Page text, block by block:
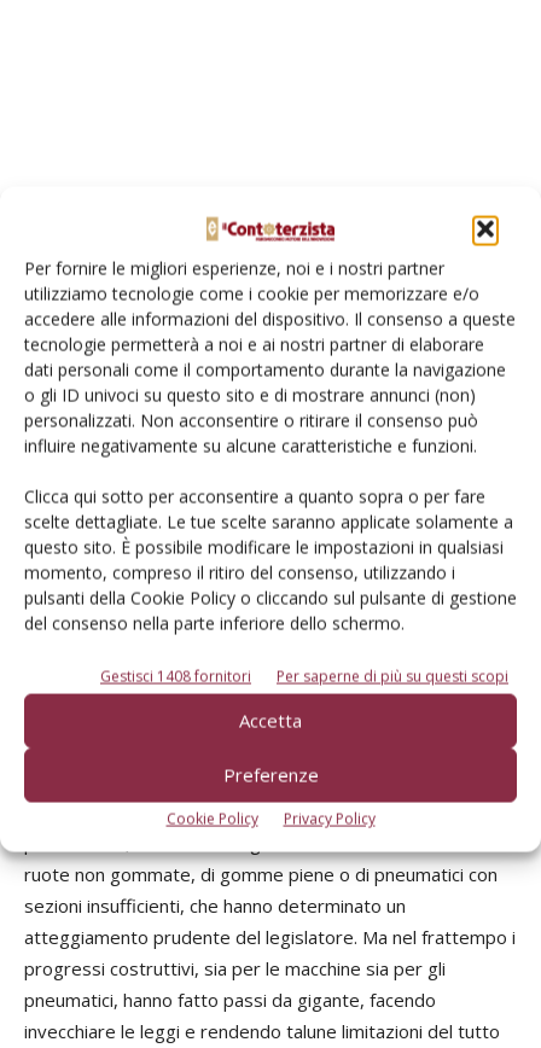
Per fornire le migliori esperienze, noi e i nostri partner
utilizziamo tecnologie come i cookie per memorizzare e/o
accedere alle informazioni del dispositivo. Il consenso a queste
tecnologie permetterà a noi e ai nostri partner di elaborare
dati personali come il comportamento durante la navigazione
o gli ID univoci su questo sito e di mostrare annunci (non)
personalizzati. Non acconsentire o ritirare il consenso può
influire negativamente su alcune caratteristiche e funzioni.
Clicca qui sotto per acconsentire a quanto sopra o per fare
scelte dettagliate. Le tue scelte saranno applicate solamente a
questo sito. È possibile modificare le impostazioni in qualsiasi
momento, compreso il ritiro del consenso, utilizzando i
pulsanti della Cookie Policy o cliccando sul pulsante di gestione
del consenso nella parte inferiore dello schermo.
Gestisci 1408 fornitori Per saperne di più su questi scopi
Accetta
Preferenze
Cookie Policy Privacy Policy
Con un carico unitario superiore il Codice stabilisce che il
transito del veicolo determina un danno alla
pavimentazione, da rifondere attraverso un indennizzo da
pagare all’ente proprietario della strada. In realtà, si
potrebbe osservare che il limite indicato viene superato,
più o meno abbondantemente, dai veicoli stradali: uno
pneumatico da autocarro gonfiato alla pressione di 8,5
kg/cmq, potrebbe esercitare sull’asfalto una pressione
ancora maggiore. Un buon battistrada ha sempre una
estivi agli invernali, dagli stradali a quelli per impiego fuori
strada o nei cantieri. Le considerazioni fatte giustificano i
maggiori pesi ammessi dalla Mother Regulation rispetto al
Codice della strada italiano del 1992, che rappresenta a
sua volta la “seconda edizione” di quello del 1959. Fino a
ruote non gommate, di gomme piene o di pneumatici con
sezioni insufficienti, che hanno determinato un
atteggiamento prudente del legislatore. Ma nel frattempo i
progressi costruttivi, sia per le macchine sia per gli
pneumatici, hanno fatto passi da gigante, facendo
invecchiare le leggi e rendendo talune limitazioni del tutto